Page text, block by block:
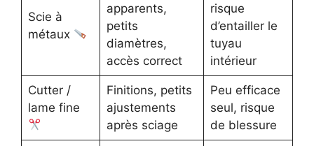
Scie à
métaux
apparents,
petits
diamètres,
accès correct
risque
d’entailler le
tuyau
intérieur
Cutter /
lame fine
Finitions, petits
ajustements
après sciage
Peu efficace
seul, risque
de blessure